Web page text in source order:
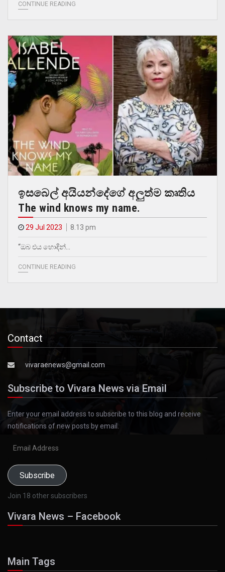
CONTINUE READING
ඉසබෙල් අයියන්දේ‍ගේ අලුත්ම කෘතිය
The wind knows my name.
29 Jul 2023 8.13 pm
“ඔබ එය හොඳින්…
CONTINUE READING
Contact
vivaraenews@gmail.com
Subscribe to Vivara News via Email
Enter your email address to subscribe to this blog and receive
notifications of new posts by email.
Subscribe
Join 18 other subscribers
Vivara News – Facebook
Main Tags